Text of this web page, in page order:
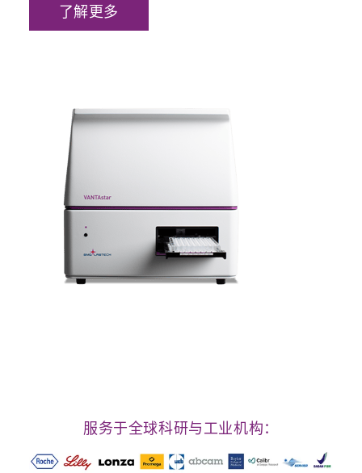
了解更多
服务于全球科研与工业机构：